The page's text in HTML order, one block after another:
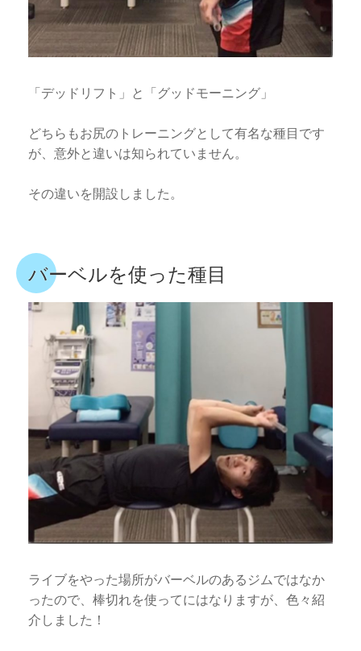
「デッドリフト」と「グッドモーニング」
どちらもお尻のトレーニングとして有名な種目です
が、意外と違いは知られていません。
その違いを開設しました。
バーベルを使った種目
ライブをやった場所がバーベルのあるジムではなか
ったので、棒切れを使ってにはなりますが、色々紹
介しました！